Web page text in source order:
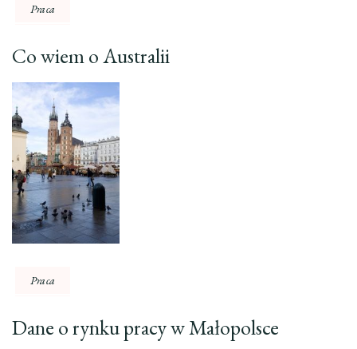
Praca
Co wiem o Australii
Praca
Dane o rynku pracy w Małopolsce